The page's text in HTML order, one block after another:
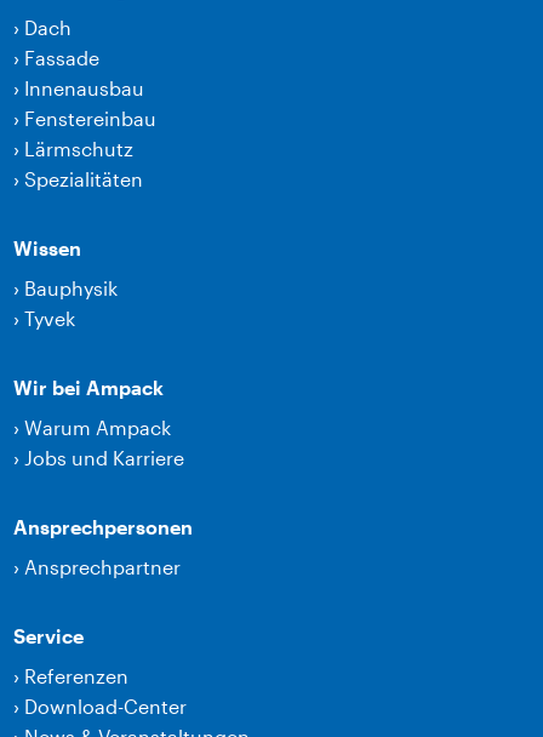
› Dach
› Fassade
› Innenausbau
› Fenstereinbau
› Lärmschutz
›Spezialitäten
Wissen
› Bauphysik
›Tyvek
Wir bei Ampack
›Warum Ampack
› Jobs und Karriere
Ansprechpersonen
› Ansprechpartner
Service
› Referenzen
› Download-Center